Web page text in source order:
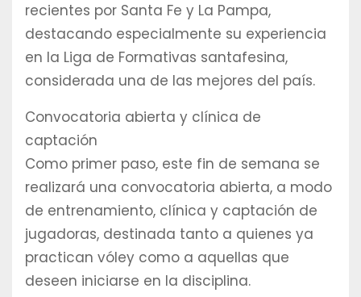
recientes por Santa Fe y La Pampa,
destacando especialmente su experiencia
en la Liga de Formativas santafesina,
considerada una de las mejores del país.
Convocatoria abierta y clínica de
captación
Como primer paso, este fin de semana se
realizará una convocatoria abierta, a modo
de entrenamiento, clínica y captación de
jugadoras, destinada tanto a quienes ya
practican vóley como a aquellas que
deseen iniciarse en la disciplina.